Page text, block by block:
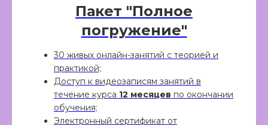
Пакет "Полное
погружение"
30 живых онлайн-занятий с теорией и
практикой;
Доступ к видеозаписям занятий в
течение курса 12 месяцев по окончании
обучения;
Электронный сертификат от
Нужна помощь? Наши
удовольствием вам помогут!
+74951453630
заявку в нашем Телеграм боте,
или напишите в Вконтакте и мы
сами с вами свяжемся!»
Остались вопросы?